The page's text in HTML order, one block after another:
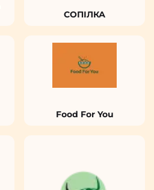
СОПІЛКА
Food For You